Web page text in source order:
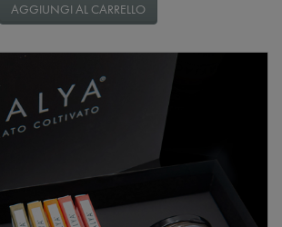
AGGIUNGI AL CARRELLO